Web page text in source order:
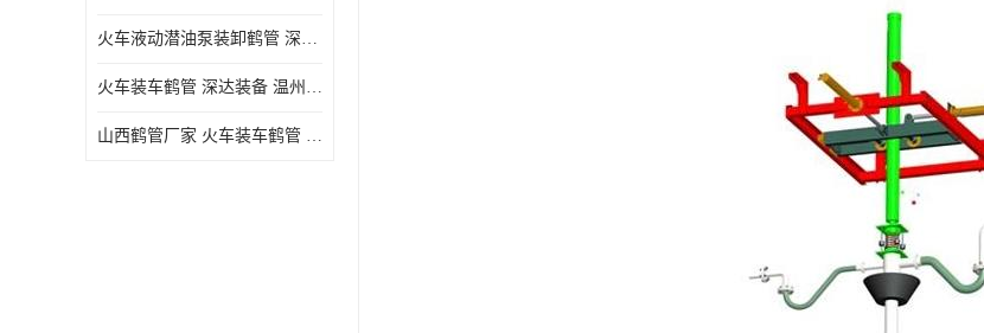
火车液动潜油泵装卸鹤管 深达装备 安徽火车鹤管厂家
火车装车鹤管 深达装备 温州鹤管价格
山西鹤管厂家 火车装车鹤管 深达